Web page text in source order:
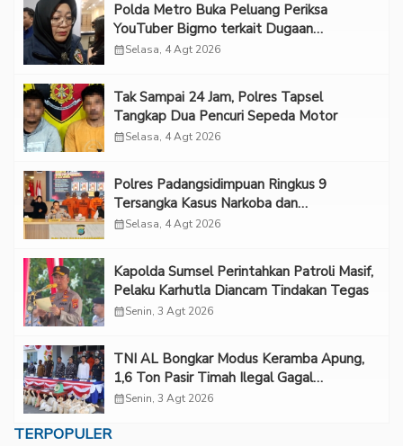
Polda Metro Buka Peluang Periksa
YouTuber Bigmo terkait Dugaan
Eksploitasi Anak
calendar_monthSelasa, 4 Agt 2026
Tak Sampai 24 Jam, Polres Tapsel
Tangkap Dua Pencuri Sepeda Motor
calendar_monthSelasa, 4 Agt 2026
Polres Padangsidimpuan Ringkus 9
Tersangka Kasus Narkoba dan
Penganiayaan
calendar_monthSelasa, 4 Agt 2026
Kapolda Sumsel Perintahkan Patroli Masif,
Pelaku Karhutla Diancam Tindakan Tegas
calendar_monthSenin, 3 Agt 2026
TNI AL Bongkar Modus Keramba Apung,
1,6 Ton Pasir Timah Ilegal Gagal
Diselundupkan
calendar_monthSenin, 3 Agt 2026
TERPOPULER